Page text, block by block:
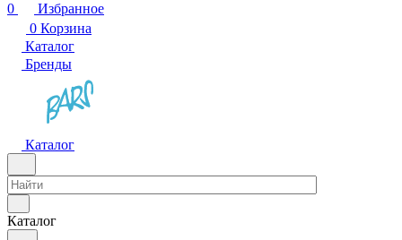
0
Избранное
0 Корзина
Каталог
Бренды
Каталог
Каталог